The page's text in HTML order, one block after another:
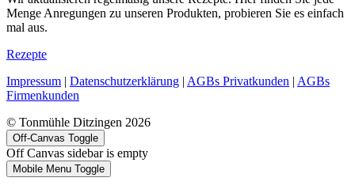
Menge Anregungen zu unseren Produkten, probieren Sie es einfach
mal aus.
Rezepte
Impressum | Datenschutzerklärung | AGBs Privatkunden | AGBs
Firmenkunden
© Tonmühle Ditzingen 2026
Off-Canvas Toggle
Off Canvas sidebar is empty
Mobile Menu Toggle